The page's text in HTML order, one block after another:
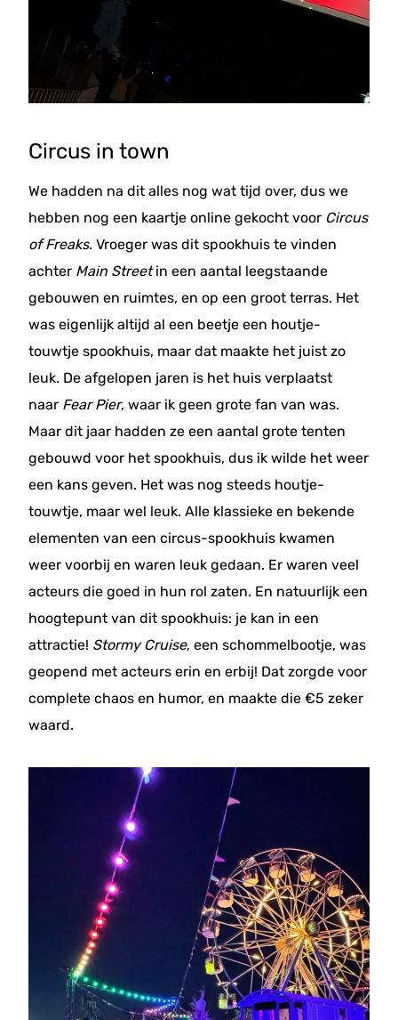
Circus in town
We hadden na dit alles nog wat tijd over, dus we
hebben nog een kaartje online gekocht voor Circus
of Freaks. Vroeger was dit spookhuis te vinden
achter Main Streetin een aantal leegstaande
gebouwen en ruimtes, en op een groot terras. Het
was eigenlijk altijd al een beetje een houtje-
touwtje spookhuis, maar dat maakte het juist zo
leuk. De afgelopen jaren is het huis verplaatst
naar Fear Pier, waar ik geen grote fan van was.
Maar dit jaar hadden ze een aantal grote tenten
gebouwd voor het spookhuis, dus ik wilde het weer
een kans geven. Het was nog steeds houtje-
touwtje, maar wel leuk. Alle klassieke en bekende
elementen van een circus-spookhuis kwamen
weer voorbij en waren leuk gedaan. Er waren veel
acteurs die goed in hun rol zaten. En natuurlijk een
hoogtepunt van dit spookhuis: je kan in een
attractie! Stormy Cruise, een schommelbootje, was
geopend met acteurs erin en erbij! Dat zorgde voor
complete chaos en humor, en maakte die €5 zeker
waard.